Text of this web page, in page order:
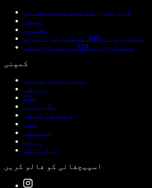
ڈیولپرز کے لیے اسپیچفائی
ٹیمز
تعلیم
ٹیکسٹ ٹو اسپیچ API دستاویزات
وائس ایجنٹس API دستاویزات
کمپنی
ہمارے بارے میں
رابطہ
بلاگ
ملازمتیں
ایفیلی ایٹس
مدد
اسٹیٹس
پریس
برانڈ کٹ
اسپیچفائی کو فالو کریں